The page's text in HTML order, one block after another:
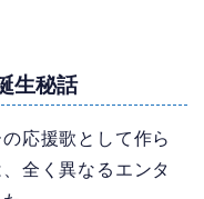
生秘話
応援歌として作ら
全く異なるエンタ